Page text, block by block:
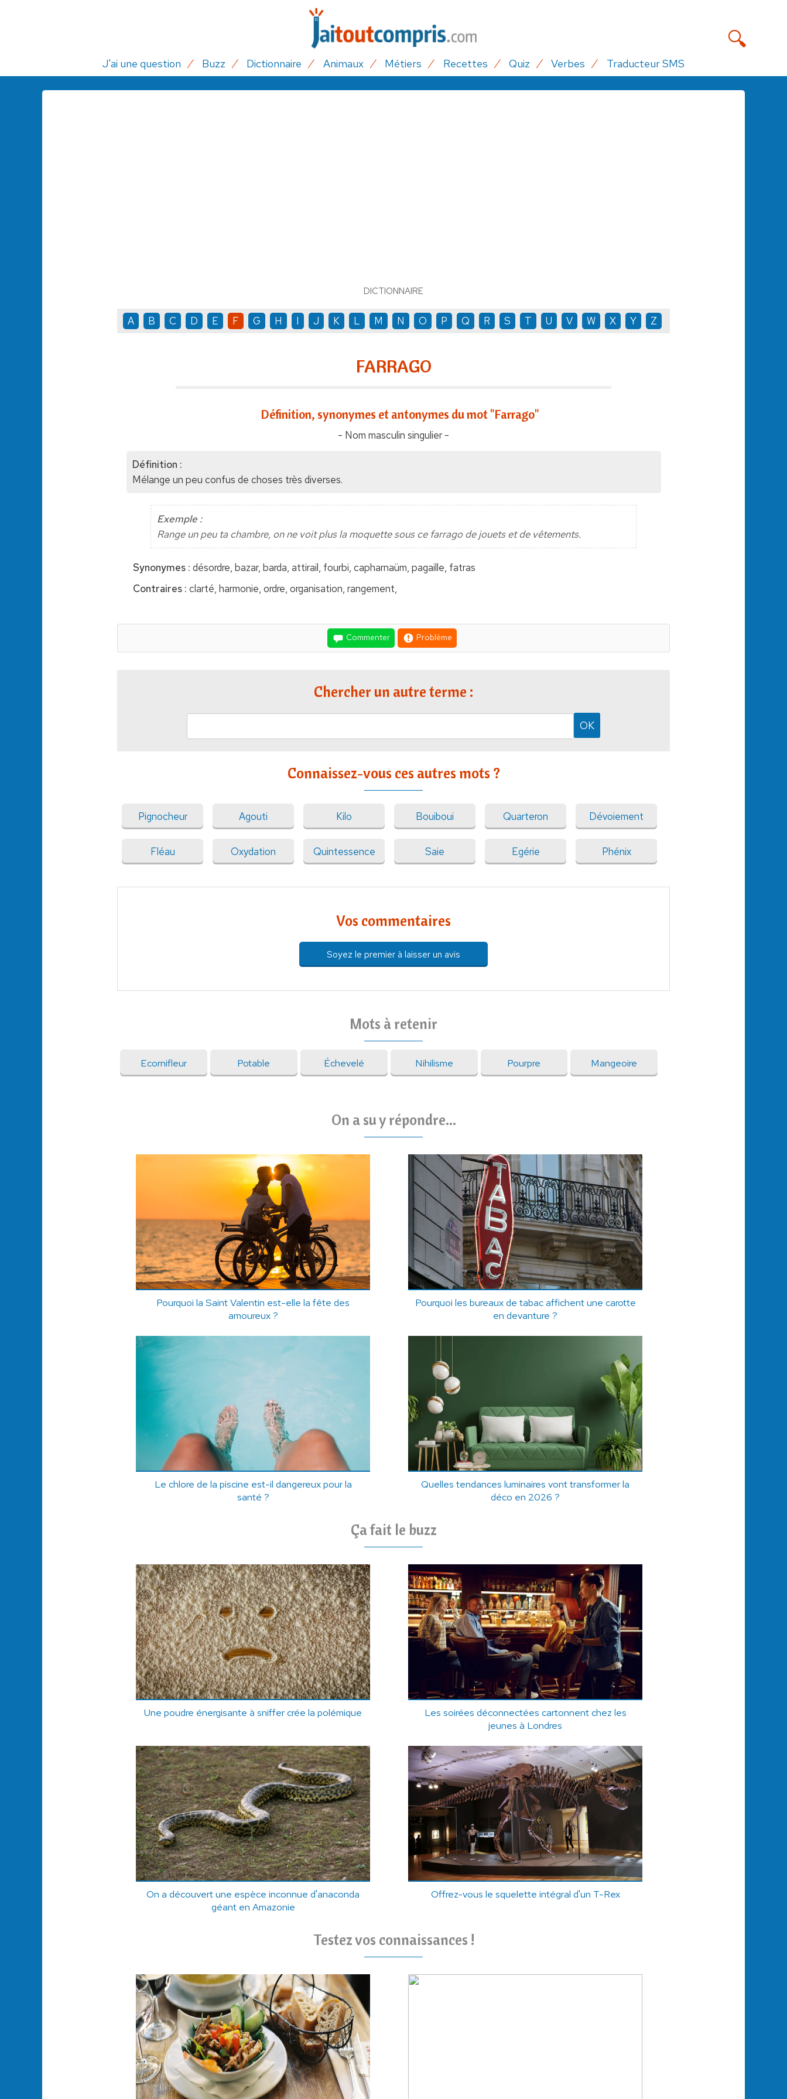
J'ai une question Buzz Dictionnaire Animaux Métiers Recettes Quiz Verbes Traducteur SMS
DICTIONNAIRE
A B C D E F G H I J K L M N O P Q R S T U V W X Y Z
FARRAGO
Définition, synonymes et antonymes du mot "Farrago"
- Nom masculin singulier -
Définition :
Mélange un peu confus de choses très diverses.
Exemple :
Range un peu ta chambre, on ne voit plus la moquette sous ce farrago de jouets et de vêtements.
Synonymes : désordre, bazar, barda, attirail, fourbi, capharnaüm, pagaille, fatras
Contraires : clarté, harmonie, ordre, organisation, rangement,
Commenter Problème
Chercher un autre terme :
Connaissez-vous ces autres mots ?
Pignocheur Agouti Kilo Bouiboui Quarteron Dévoiement
Fléau Oxydation Quintessence Saie Egérie Phénix
Vos commentaires
Soyez le premier à laisser un avis
Mots à retenir
Ecornifleur Potable Échevelé Nihilisme Pourpre Mangeoire
On a su y répondre...
Pourquoi la Saint Valentin est-elle la fête des
amoureux ?
Pourquoi les bureaux de tabac affichent une carotte
en devanture ?
Le chlore de la piscine est-il dangereux pour la
santé ?
Quelles tendances luminaires vont transformer la
déco en 2026 ?
Ça fait le buzz
Une poudre énergisante à sniffer crée la polémique
Les soirées déconnectées cartonnent chez les
jeunes à Londres
On a découvert une espèce inconnue d'anaconda
géant en Amazonie
Offrez-vous le squelette intégral d'un T-Rex
Testez vos connaissances !